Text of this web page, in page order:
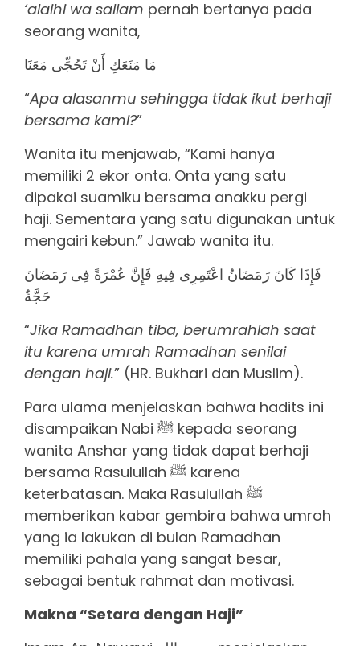
‘alaihi wa sallam pernah bertanya pada
seorang wanita,
مَا مَنَعَكِ أَنْ تَحُجِّى مَعَنَا
“Apa alasanmu sehingga tidak ikut berhaji
bersama kami?”
Wanita itu menjawab, “Kami hanya
memiliki 2 ekor onta. Onta yang satu
dipakai suamiku bersama anakku pergi
haji. Sementara yang satu digunakan untuk
mengairi kebun.” Jawab wanita itu.
فَإِذَا كَانَ رَمَضَانُ اعْتَمِرِى فِيهِ فَإِنَّ عُمْرَةً فِى رَمَضَانَ
حَجَّةٌ
“Jika Ramadhan tiba, berumrahlah saat
itu karena umrah Ramadhan senilai
dengan haji.” (HR. Bukhari dan Muslim).
Para ulama menjelaskan bahwa hadits ini
disampaikan Nabi ﷺ kepada seorang
wanita Anshar yang tidak dapat berhaji
bersama Rasulullah ﷺ karena
keterbatasan. Maka Rasulullah ﷺ
memberikan kabar gembira bahwa umroh
yang ia lakukan di bulan Ramadhan
memiliki pahala yang sangat besar,
sebagai bentuk rahmat dan motivasi.
Makna “Setara dengan Haji”